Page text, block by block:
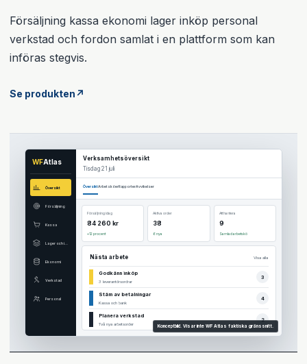
Försäljning kassa ekonomi lager inköp personal
verkstad och fordon samlat i en plattform som kan
införas stegvis.
Se produkten↗
WFAtlas
Översikt
Försäljning
Kassa
Ekonomi
Verkstad
Personal
Verksamhetsöversikt
Tisdag 21 juli
ÖversiktArbetsköerRapporterAvvikelser
Försäljning idag
84 260 kr
+12 procent
Aktiva order
38
6 nya
Att hantera
9
Samlad arbetskö
Nästa arbete Visa alla
Godkänn inköp
3 leverantörsordrar
3
Stäm av betalningar
Kassa och bank
4
Planera verkstad
Två nya arbetsorder
2
Konceptbild. Visar inte WF Atlas faktiska gränssnitt.